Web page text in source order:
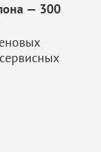
— 300